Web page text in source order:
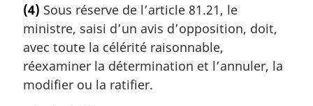
i
n
a
e
:
t
e
m
a
g
(4) Sous réserve de l’article 81.21, le
ministre, saisi d’un avis d’opposition, doit,
avec toute la célérité raisonnable,
réexaminer la détermination et l’annuler, la
modifier ou la ratifier.